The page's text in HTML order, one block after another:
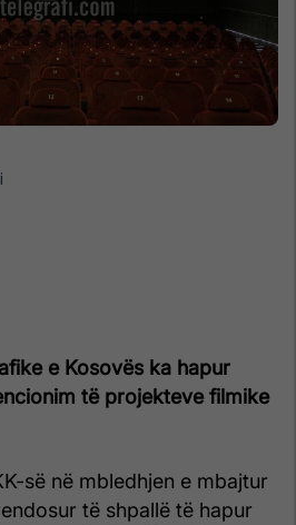
e Kosovës ka hapur
të projekteve filmike
së në mbledhjen e mbajtur
të shpallë të hapur